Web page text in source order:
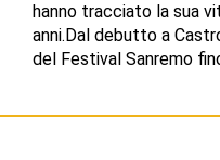
hanno tracciato la sua
anni.Dal debutto a
del Festival Sanremo